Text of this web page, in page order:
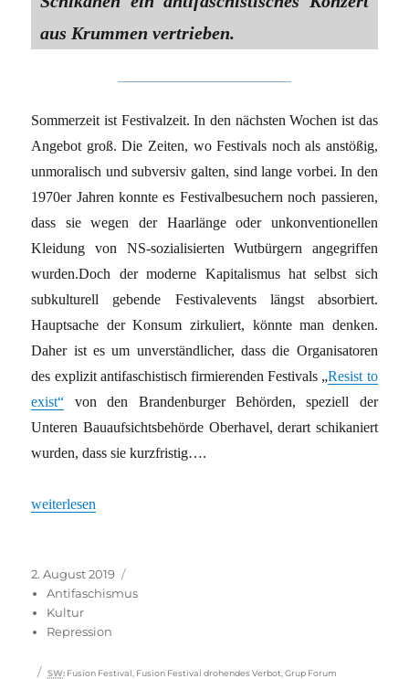
aus Krummen vertrieben.
Sommerzeit ist Festivalzeit. In den nächsten Wochen ist das
Angebot groß. Die Zeiten, wo Festivals noch als anstößig,
unmoralisch und subversiv galten, sind lange vorbei. In den
1970er Jahren konnte es Festivalbesuchern noch passieren,
dass sie wegen der Haarlänge oder unkonventionellen
Kleidung von NS-sozialisierten Wutbürgern angegriffen
wurden.Doch der moderne Kapitalismus hat selbst sich
subkulturell gebende Festivalevents längst absorbiert.
Hauptsache der Konsum zirkuliert, könnte man denken.
Daher ist es um unverständlicher, dass die Organisatoren
des explizit antifaschistisch firmierenden Festivals „Resist to
exist“ von den Brandenburger Behörden, speziell der
Unteren Bauaufsichtsbehörde Oberhavel, derart schikaniert
wurden, dass sie kurzfristig….
„Wie ein antifaschistisches Festival aus Brandenburg vergrault
weiterlesen
Veröffentlicht
am
2. August 2019
Antifaschismus
Kultur
Repression
Schlagwörter
SW: Fusion Festival Fusion Festival drohendes Verbot ,Grup Forum